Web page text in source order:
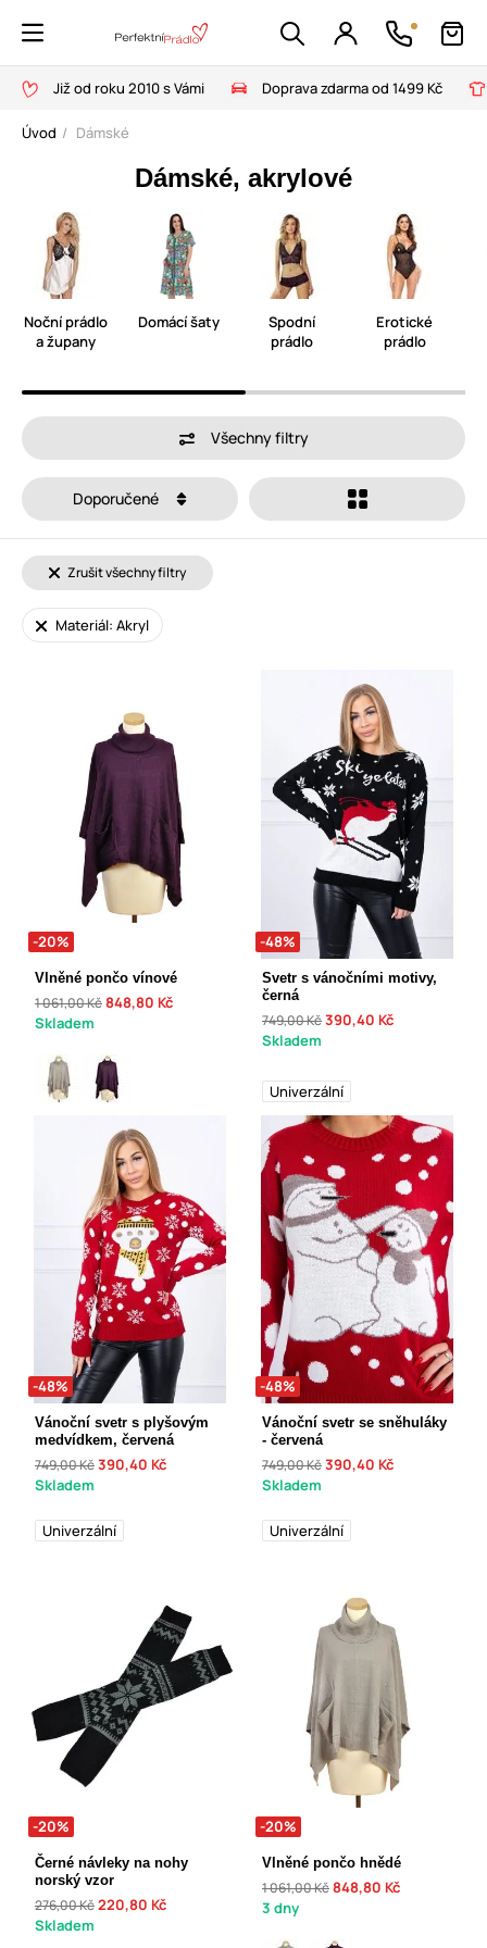
Již od roku 2010 s Vámi Doprava zdarma od 1499 Kč
Úvod Dámské
Dámské, akrylové
Noční prádlo
a župany
Domácí šaty
Spodní
prádlo
Erotické
prádlo
Všechny filtry
Doporučené
Zrušit všechny filtry
Materiál: Akryl
-20%
Vlněné pončo vínové
1 061,00 Kč848,80 Kč
Skladem
-48%
Svetr s vánočními motivy,
černá
749,00 Kč390,40 Kč
Skladem
Univerzální
-48%
Vánoční svetr s plyšovým
medvídkem, červená
749,00 Kč390,40 Kč
Skladem
Univerzální
-48%
Vánoční svetr se sněhuláky
- červená
749,00 Kč390,40 Kč
Skladem
Univerzální
-20%
Černé návleky na nohy
norský vzor
276,00 Kč220,80 Kč
Skladem
-20%
Vlněné pončo hnědé
1 061,00 Kč848,80 Kč
3 dny